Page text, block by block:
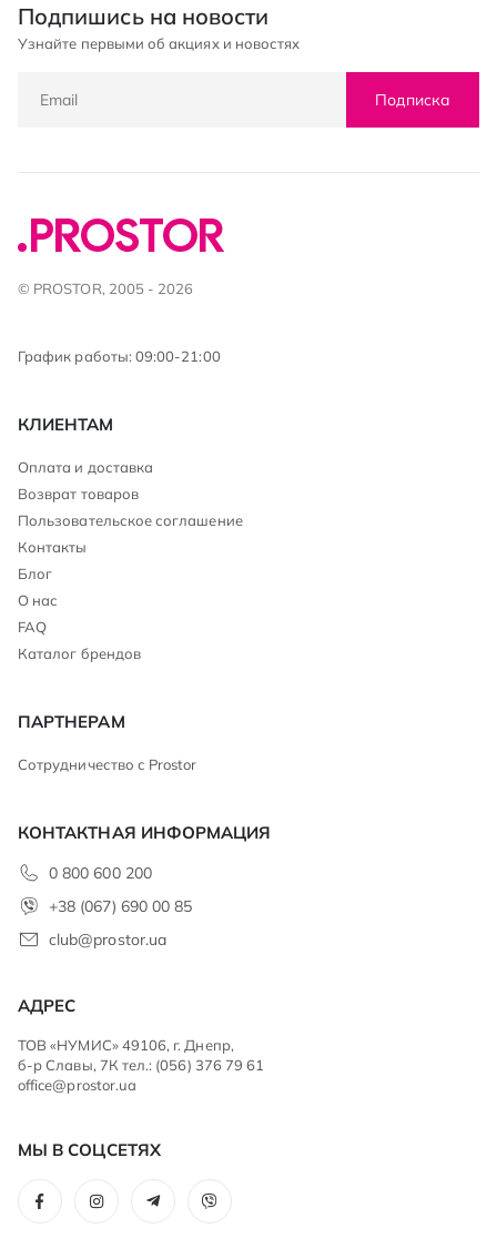
Подпишись на новости
Узнайте первыми об акциях и новостях
Подписка
© PROSTOR, 2005 - 2026
График работы: 09:00-21:00
КЛИЕНТАМ
Оплата и доставка
Возврат товаров
Пользовательское соглашение
Контакты
Блог
О нас
FAQ
Каталог брендов
ПАРТНЕРАМ
Сотрудничество с Prostor
КОНТАКТНАЯ ИНФОРМАЦИЯ
0 800 600 200
+38 (067) 690 00 85
club@prostor.ua
АДРЕС
ТОВ «НУМИС» 49106, г. Днепр,
б-р Славы, 7К тел.: (056) 376 79 61
office@prostor.ua
МЫ В СОЦСЕТЯХ